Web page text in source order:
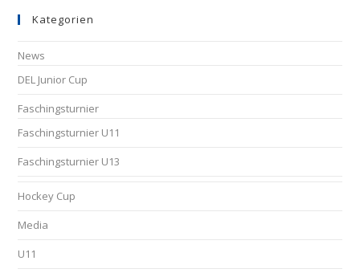
Kategorien
News
DEL Junior Cup
Faschingsturnier
Faschingsturnier U11
Faschingsturnier U13
Hockey Cup
Media
U11